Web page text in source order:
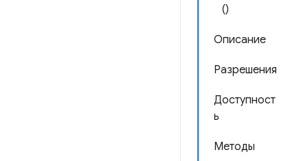
()
Описание
Разрешения
Доступност
ь
Методы